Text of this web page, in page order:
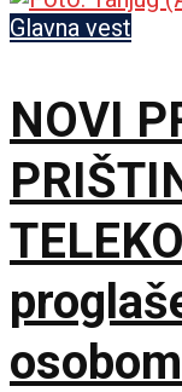
Glavna vest
NOVI